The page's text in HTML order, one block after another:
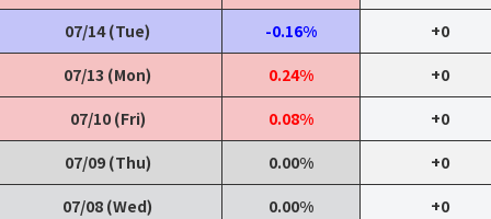
07/14 (Tue)
-0.16%
+0
07/13 (Mon)
0.24%
+0
07/10 (Fri)
0.08%
+0
07/09 (Thu)
0.00%
+0
07/08 (Wed)
0.00%
+0